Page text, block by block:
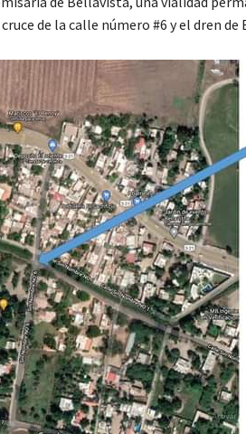
de la calle número #6 y el dren de